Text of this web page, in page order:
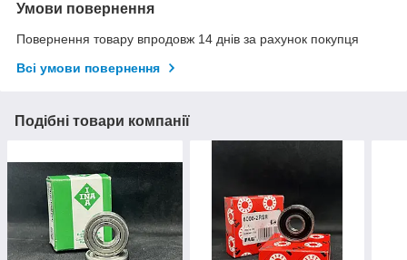
Умови повернення
Повернення товару впродовж 14 днів за рахунок покупця
Всі умови повернення
Подібні товари компанії